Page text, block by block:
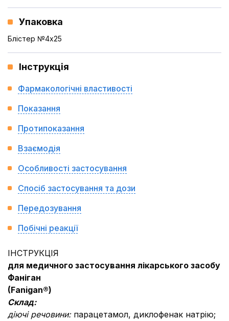
Упаковка
Блістер №4x25
Інструкція
Фармакологічні властивості
Показання
Протипоказання
Взаємодія
Особливості застосування
Спосіб застосування та дози
Передозування
Побічні реакції
ІНСТРУКЦІЯ
для медичного застосування лікарського засобу
Фаніган
(Fanigan®)
Склад:
діючі речовини: парацетамол, диклофенак натрію;